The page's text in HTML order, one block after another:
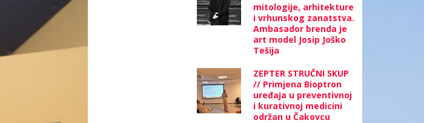
mitologije, arhitekture
i vrhunskog zanatstva.
Ambasador brenda je
art model Josip Joško
Tešija
ZEPTER STRUČNI SKUP
// Primjena Bioptron
uređaja u preventivnoj
i kurativnoj medicini
održan u Čakovcu